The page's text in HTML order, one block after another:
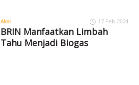
Aksi 17 Feb 2024
BRIN Manfaatkan Limbah
Tahu Menjadi Biogas